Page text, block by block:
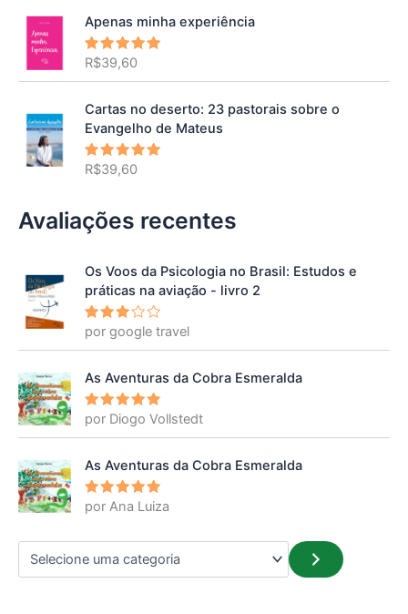
Apenas minha experiência
Avaliação
R$39,60
Cartas no deserto: 23 pastorais sobre o
Evangelho de Mateus
Avaliação
R$39,60
Avaliações recentes
Os Voos da Psicologia no Brasil: Estudos e
práticas na aviação - livro 2
Avalia
ção3
por google travel
As Aventuras da Cobra Esmeralda
Avaliação
5
por Diogo Vollstedt
As Aventuras da Cobra Esmeralda
Avaliação
5
por Ana Luiza